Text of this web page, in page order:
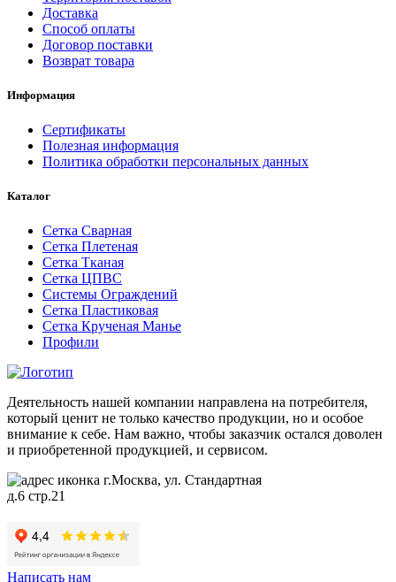
Доставка
Способ оплаты
Договор поставки
Возврат товара
Информация
Сертификаты
Полезная информация
Политика обработки персональных данных
Каталог
Сетка Сварная
Сетка Плетеная
Сетка Тканая
Сетка ЦПВС
Системы Ограждений
Сетка Пластиковая
Сетка Крученая Манье
Профили
Деятельность нашей компании направлена на потребителя,
который ценит не только качество продукции, но и особое
внимание к себе. Нам важно, чтобы заказчик остался доволен
и приобретенной продукцией, и сервисом.
г.Москва, ул. Стандартная
д.6 стр.21
Написать нам